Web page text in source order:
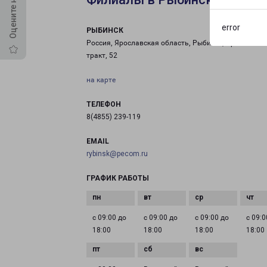
error
РЫБИНСК
Россия, Ярославская область, Рыбинск, Ярославский
тракт, 52
на карте
ТЕЛЕФОН
8(4855) 239-119
EMAIL
rybinsk@pecom.ru
ГРАФИК РАБОТЫ
с 09:00 до
18:00
с 09:00 до
18:00
с 09:00 до
18:00
с
18:00